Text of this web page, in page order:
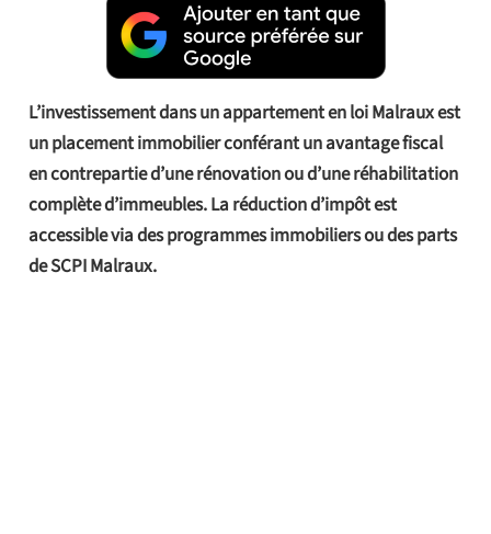
L’investissement dans un appartement en loi Malraux est
un placement immobilier conférant un avantage fiscal
en contrepartie d’une rénovation ou d’une réhabilitation
complète d’immeubles. La réduction d’impôt est
accessible via des programmes immobiliers ou des parts
de SCPI Malraux.